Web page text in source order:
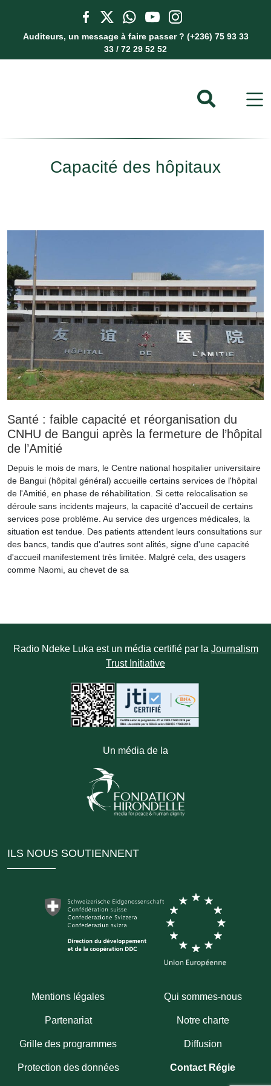
Auditeurs, un message à faire passer ? (+236) 75 93 33
33 / 72 29 52 52
Capacité des hôpitaux
Santé : faible capacité et réorganisation du
CNHU de Bangui après la fermeture de l’hôpital
de l’Amitié
Depuis le mois de mars, le Centre national hospitalier universitaire
de Bangui (hôpital général) accueille certains services de l'hôpital
de l'Amitié, en phase de réhabilitation. Si cette relocalisation se
déroule sans incidents majeurs, la capacité d'accueil de certains
services pose problème. Au service des urgences médicales, la
situation est tendue. Des patients attendent leurs consultations sur
des bancs, tandis que d'autres sont alités, signe d'une capacité
d'accueil manifestement très limitée. Malgré cela, des usagers
comme Naomi, au chevet de sa
Radio Ndeke Luka est un média certifié par la Journalism
Trust Initiative
Un média de la
ILS NOUS SOUTIENNENT
Mentions légales Qui sommes-nous
Partenariat Notre charte
Grille des programmes Diffusion
Protection des données Contact Régie